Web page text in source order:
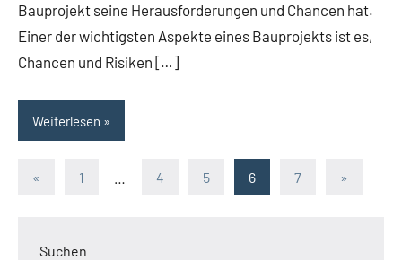
Bauprojekt seine Herausforderungen und Chancen hat.
Einer der wichtigsten Aspekte eines Bauprojekts ist es,
Chancen und Risiken […]
Weiterlesen
Seitennummerierung
Beiträge
« Vorherige
1 4 5 6 7
Nächste
»
Suchen